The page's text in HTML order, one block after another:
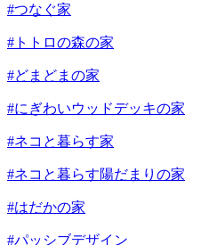
#つなぐ家
#トトロの森の家
#どまどまの家
#にぎわいウッドデッキの家
#ネコと暮らす家
#ネコと暮らす陽だまりの家
#はだかの家
#パッシブデザイン